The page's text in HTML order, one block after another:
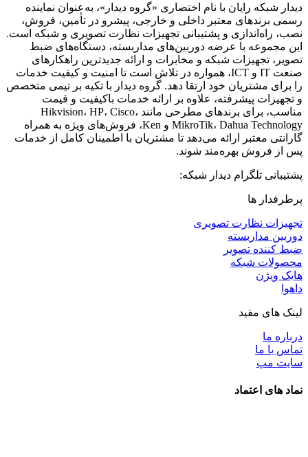
دیدار شبکه رایان با نام اختصاری «گروه دیدار»، به‌عنوان نماینده
رسمی برندهای معتبر داخلی و خارجی، پیشرو در تأمین، فروش،
نصب، راه‌اندازی و پشتیبانی تجهیزات نظارت تصویری و شبکه است.
این مجموعه با عرضه دوربین‌های مداربسته، دستگاه‌های ضبط
تصویر، تجهیزات شبکه و مخابرات و ارائه جدیدترین راهکارهای
صنعت IT و ICT، همواره در تلاش است تا امنیت و کیفیت خدمات
را برای مشتریان خود ارتقا دهد. گروه دیدار با تکیه بر تیمی متخصص
و تجهیزات پیشرفته، علاوه بر ارائه خدمات باکیفیت و قیمت
مناسب، برای برندهای مطرحی مانند Hikvision، HP، Cisco،
MikroTik، Dahua Technology و Ken، فروش‌های ویژه به همراه
گارانتی معتبر ارائه می‌دهد تا مشتریان با اطمینان کامل از خدمات
پس از فروش بهره‌مند شوند.
پشتیبانی تلگرام دیدار شبکه:
پرطرفدار ها
تجهیزات نظارت تصویری
دوربین مداربسته
ضبط کننده تصویر
محصولات شبکه
هایک ویژن
داهوا
لینک های مفید
درباره ما
تماس با ما
سایت مپ
نماد های اعتماد